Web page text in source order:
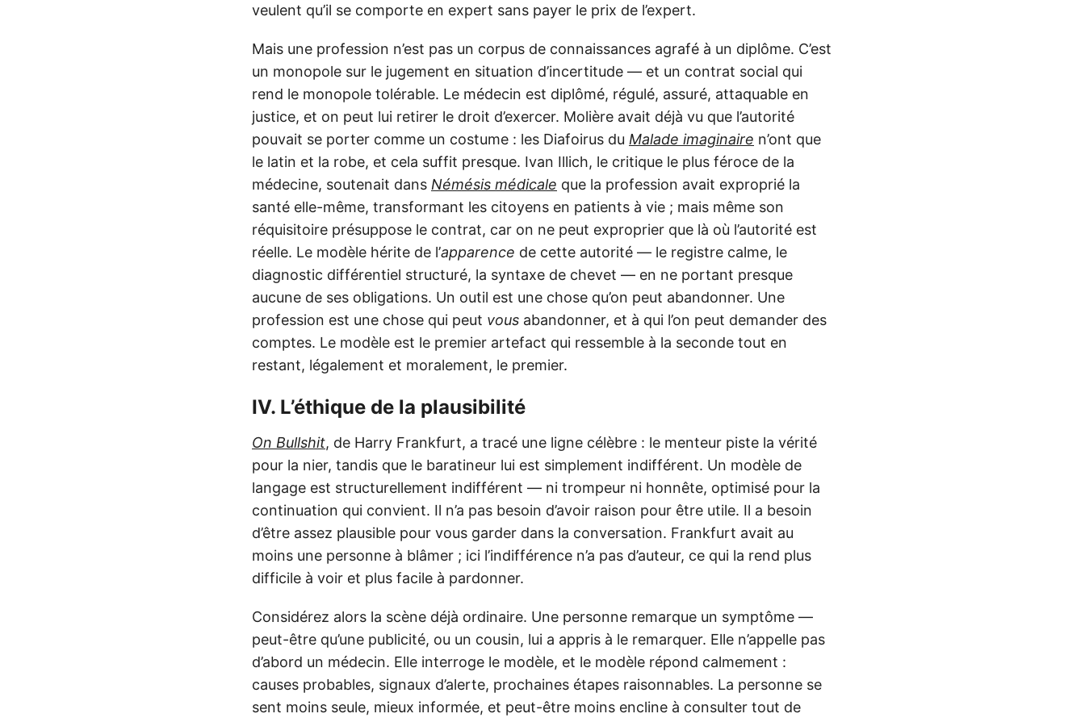
veulent qu’il se comporte en expert sans payer le prix de l’expert.
Mais une profession n’est pas un corpus de connaissances agrafé à un diplôme. C’est
un monopole sur le jugement en situation d’incertitude — et un contrat social qui
rend le monopole tolérable. Le médecin est diplômé, régulé, assuré, attaquable en
justice, et on peut lui retirer le droit d’exercer. Molière avait déjà vu que l’autorité
pouvait se porter comme un costume : les Diafoirus du Malade imaginaire n’ont que
le latin et la robe, et cela suffit presque. Ivan Illich, le critique le plus féroce de la
médecine, soutenait dans Némésis médicale que la profession avait exproprié la
santé elle-même, transformant les citoyens en patients à vie ; mais même son
réquisitoire présuppose le contrat, car on ne peut exproprier que là où l’autorité est
réelle. Le modèle hérite de l’apparence de cette autorité — le registre calme, le
diagnostic différentiel structuré, la syntaxe de chevet — en ne portant presque
aucune de ses obligations. Un outil est une chose qu’on peut abandonner. Une
profession est une chose qui peut vous abandonner, et à qui l’on peut demander des
comptes. Le modèle est le premier artefact qui ressemble à la seconde tout en
restant, légalement et moralement, le premier.
IV. L’éthique de la plausibilité
On Bullshit, de Harry Frankfurt, a tracé une ligne célèbre : le menteur piste la vérité
pour la nier, tandis que le baratineur lui est simplement indifférent. Un modèle de
langage est structurellement indifférent — ni trompeur ni honnête, optimisé pour la
continuation qui convient. Il n’a pas besoin d’avoir raison pour être utile. Il a besoin
d’être assez plausible pour vous garder dans la conversation. Frankfurt avait au
moins une personne à blâmer ; ici l’indifférence n’a pas d’auteur, ce qui la rend plus
difficile à voir et plus facile à pardonner.
Considérez alors la scène déjà ordinaire. Une personne remarque un symptôme —
peut-être qu’une publicité, ou un cousin, lui a appris à le remarquer. Elle n’appelle pas
d’abord un médecin. Elle interroge le modèle, et le modèle répond calmement :
causes probables, signaux d’alerte, prochaines étapes raisonnables. La personne se
sent moins seule, mieux informée, et peut-être moins encline à consulter tout de